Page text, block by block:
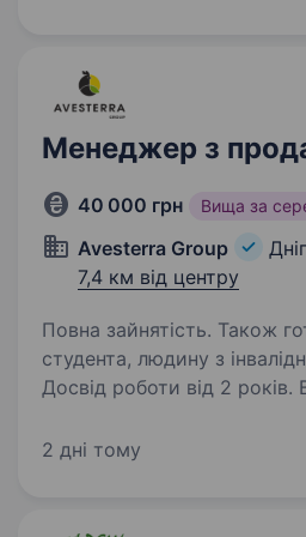
Менеджер з
40 000 грн Вища за
Avesterra Group
7,4 км від центру
Повна зайнятість. Також
студента, людину з
Досвід роботи від 2 років. Вимоги
від 2 років, перевагою
2 дні тому